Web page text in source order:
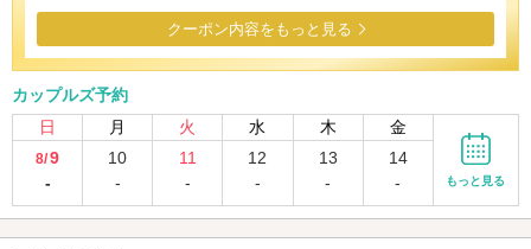
クーポン内容をもっと見る
カップルズ予約
日
月 火 水 木 金
8/9
-
10
-
11
-
12
-
13
-
14
-
もっと見る